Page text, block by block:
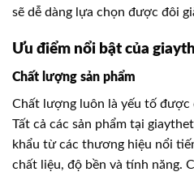
sẽ dễ dàng lựa chọn được đôi
Ưu điểm nổi bật của
Chất lượng sản phẩm
Chất lượng luôn là yếu tố được
Tất cả các sản phẩm tại
khẩu từ các thương hiệu nổi
chất liệu, độ bền và tính năng.